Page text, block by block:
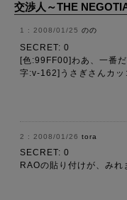
交渉人～THE
2008/01/25 のの
SECRET: 0
[色:99FF00]わあ、一番
字:v-162]うさぎさんカ
2008/01/26 tora
SECRET: 0
RAOの貼り付けが、みれ